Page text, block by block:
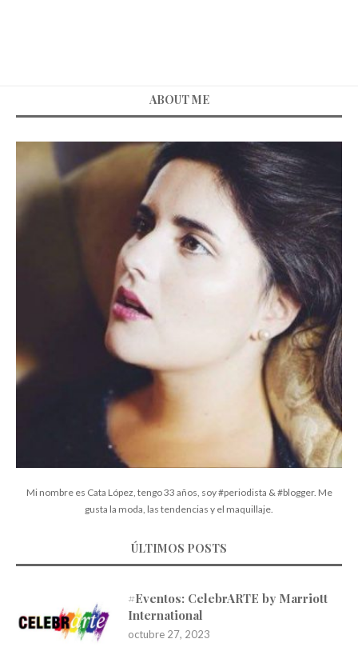
ABOUT ME
Mi nombre es Cata López, tengo 33 años, soy #periodista & #blogger. Me
gusta la moda, las tendencias y el maquillaje.
ÚLTIMOS POSTS
#Eventos: CelebrARTE by Marriott
International
octubre 27, 2023